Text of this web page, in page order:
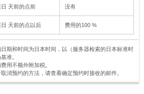
日 天前的点前 没有
日 天前的点以后 费用的100 %
期和时间为日本时间，以（服务器检索的日本标准时
准。
用不额外附加税。
消预约的方法，请查看确定预约时接收的邮件。